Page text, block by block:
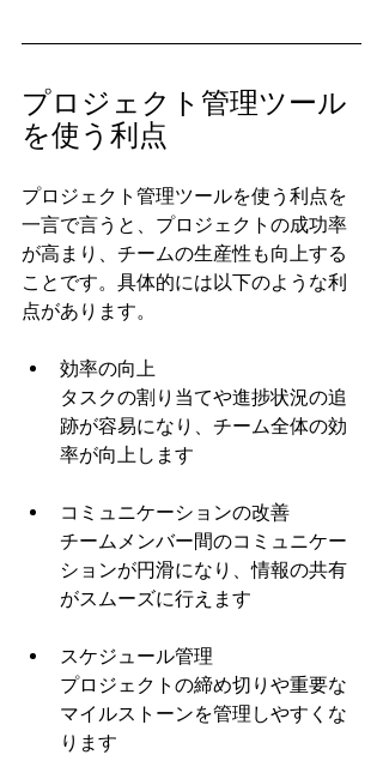
プロジェクト管理ツール
を使う利点
プロジェクト管理ツールを使う利点を
一言で言うと、プロジェクトの成功率
が高まり、チームの生産性も向上する
ことです。具体的には以下のような利
点があります。
効率の向上
タスクの割り当てや進捗状況の追
跡が容易になり、チーム全体の効
率が向上します
コミュニケーションの改善
チームメンバー間のコミュニケー
ションが円滑になり、情報の共有
がスムーズに行えます
スケジュール管理
プロジェクトの締め切りや重要な
マイルストーンを管理しやすくな
ります